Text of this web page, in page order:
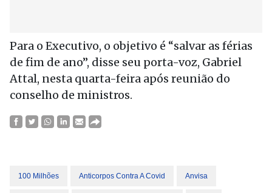
Para o Executivo, o objetivo é “salvar as férias
de fim de ano”, disse seu porta-voz, Gabriel
Attal, nesta quarta-feira após reunião do
conselho de ministros.
100 Milhões Anticorpos Contra A Covid Anvisa